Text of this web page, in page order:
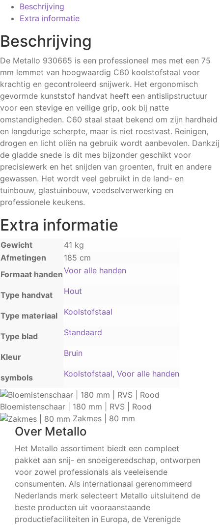
Beschrijving
Extra informatie
Beschrijving
De Metallo 930665 is een professioneel mes met een 75
mm lemmet van hoogwaardig C60 koolstofstaal voor
krachtig en gecontroleerd snijwerk. Het ergonomisch
gevormde kunststof handvat heeft een antislipstructuur
voor een stevige en veilige grip, ook bij natte
omstandigheden. C60 staal staat bekend om zijn hardheid
en langdurige scherpte, maar is niet roestvast. Reinigen,
drogen en licht oliën na gebruik wordt aanbevolen. Dankzij
de gladde snede is dit mes bijzonder geschikt voor
precisiewerk en het snijden van groenten, fruit en andere
gewassen. Het wordt veel gebruikt in de land- en
tuinbouw, glastuinbouw, voedselverwerking en
professionele keukens.
Extra informatie
Gewicht
41 kg
Afmetingen
185 cm
Formaat handenVoor alle handen
Type handvat Hout
Type materiaal Koolstofstaal
Type blad Standaard
Kleur Bruin
symbols Koolstofstaal, Voor alle handen
Bloemistenschaar | 180 mm | RVS | Rood
Zakmes | 80 mm
Over Metallo
Het Metallo assortiment biedt een compleet
pakket aan snij- en snoeigereedschap, ontworpen
voor zowel professionals als veeleisende
consumenten. Als internationaal gerenommeerd
Nederlands merk selecteert Metallo uitsluitend de
beste producten uit vooraanstaande
productiefaciliteiten in Europa, de Verenigde